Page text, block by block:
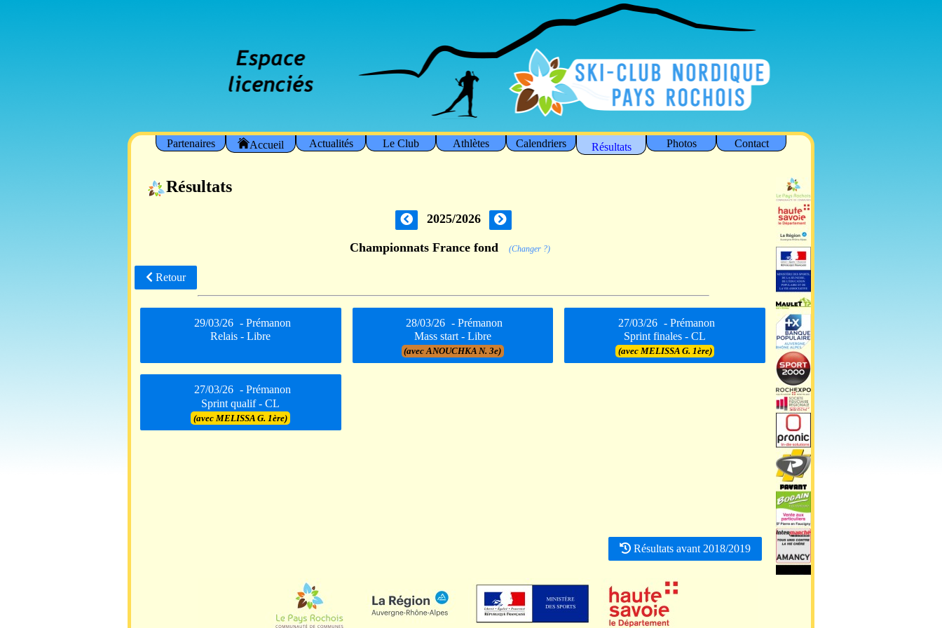
Partenaires Accueil Actualités Le Club Athlètes Calendriers Résultats Photos Contact
Résultats
2025/2026
Championnats France fond (Changer ?)
Retour
29/03/26 - Prémanon
Relais - Libre
28/03/26 - Prémanon
Mass start - Libre
(avec ANOUCHKA N. 3e)
27/03/26 - Prémanon
Sprint finales - CL
(avec MELISSA G. 1ère)
27/03/26 - Prémanon
Sprint qualif - CL
(avec MELISSA G. 1ère)
Résultats avant 2018/2019